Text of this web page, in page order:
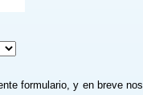
formulario, y en breve nos